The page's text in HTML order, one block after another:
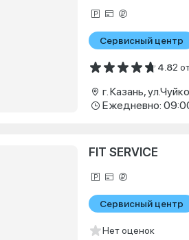
Сервисный центр
4.82
г. Казань,
Ежедневно:
FIT SERVICE
Сервисный центр
Нет оценок